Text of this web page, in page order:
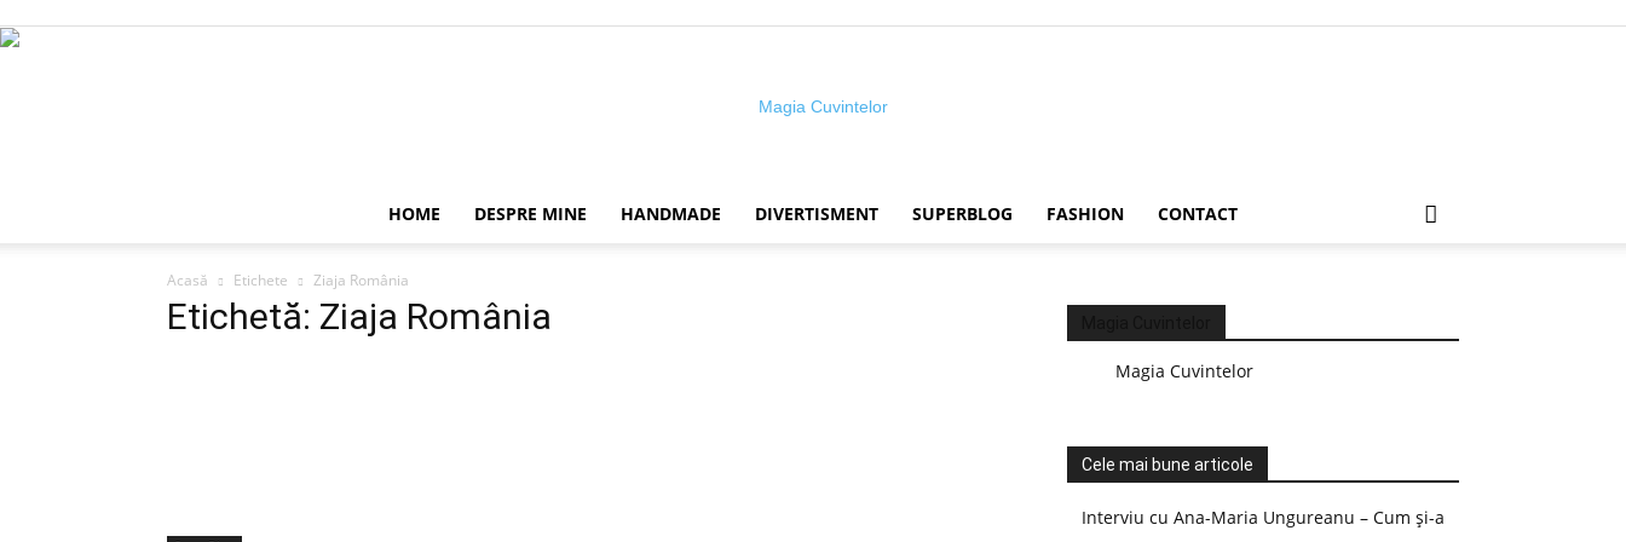
HOME DESPRE MINE HANDMADE DIVERTISMENT SUPERBLOG FASHION CONTACT
Acasă Etichete Ziaja România
Etichetă: Ziaja România
Magia Cuvintelor
Cele mai bune articole
Interviu cu Ana-Maria Ungureanu – Cum și-a